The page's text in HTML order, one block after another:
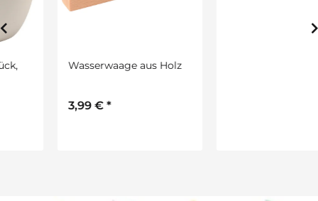
Wasserwaage aus Holz
Bastelset Windräder von